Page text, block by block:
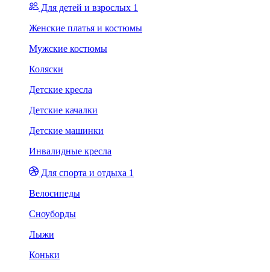
Для детей и взрослых 1
Женские платья и костюмы
Мужские костюмы
Коляски
Детские кресла
Детские качалки
Детские машинки
Инвалидные кресла
Для спорта и отдыха 1
Велосипеды
Сноуборды
Лыжи
Коньки